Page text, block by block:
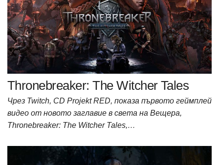
Thronebreaker: The Witcher Tales
Чрез Twitch, CD Projekt RED, показа първото геймплей
видео от новото заглавие в света на Вещера,
Thronebreaker: The Witcher Tales,…